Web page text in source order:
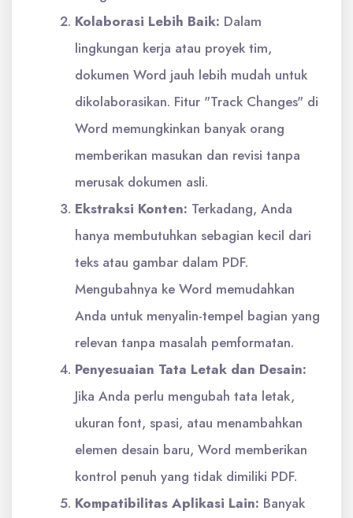
Kolaborasi Lebih Baik: Dalam
lingkungan kerja atau proyek tim,
dokumen Word jauh lebih mudah untuk
dikolaborasikan. Fitur "Track Changes" di
Word memungkinkan banyak orang
memberikan masukan dan revisi tanpa
merusak dokumen asli.
Ekstraksi Konten: Terkadang, Anda
hanya membutuhkan sebagian kecil dari
teks atau gambar dalam PDF.
Mengubahnya ke Word memudahkan
Anda untuk menyalin-tempel bagian yang
relevan tanpa masalah pemformatan.
Penyesuaian Tata Letak dan Desain:
Jika Anda perlu mengubah tata letak,
ukuran font, spasi, atau menambahkan
elemen desain baru, Word memberikan
kontrol penuh yang tidak dimiliki PDF.
Kompatibilitas Aplikasi Lain: Banyak